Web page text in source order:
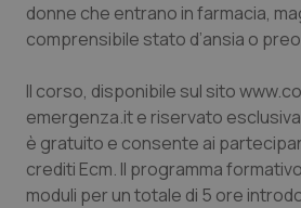
Toscana
Valle D’Aosta
Veneto
Obesità
Oncodermatologia
Oncoematologia
donne che entrano in farmacia,
comprensibile stato d’ansia o
Il corso, disponibile sul sito
emergenza.it e riservato
è gratuito e consente ai
crediti Ecm. Il programma
moduli per un totale di 5 ore